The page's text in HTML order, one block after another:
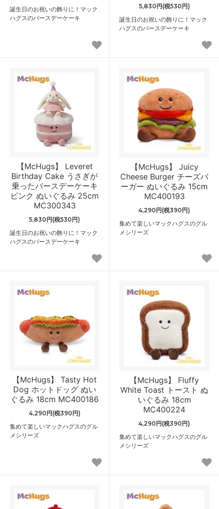
誕生日のお祝いの飾りに！マック
ハグスのバースデーケーキ
5,830円(税530円)
誕生日のお祝いの飾りに！マック
ハグスのバースデーケーキ
【McHugs】 Leveret
Birthday Cake うさぎが
乗ったバースデーケーキ
ピンク ぬいぐるみ 25cm
MC300343
5,830円(税530円)
誕生日のお祝いの飾りに！マック
ハグスのバースデーケーキ
【McHugs】 Juicy
Cheese Burger チーズバ
ーガー ぬいぐるみ 15cm
MC400193
4,290円(税390円)
集めて楽しいマックハグスのグル
メシリーズ
【McHugs】 Tasty Hot
Dog ホットドッグ ぬい
ぐるみ 18cm MC400186
4,290円(税390円)
集めて楽しいマックハグスのグル
メシリーズ
【McHugs】 Fluffy
White Toast トースト ぬ
いぐるみ 18cm
MC400224
4,290円(税390円)
集めて楽しいマックハグスのグル
メシリーズ